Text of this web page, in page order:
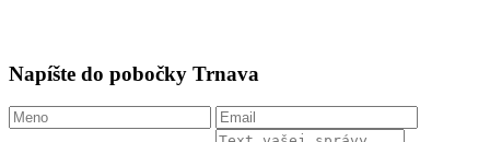
Napíšte do pobočky Trnava